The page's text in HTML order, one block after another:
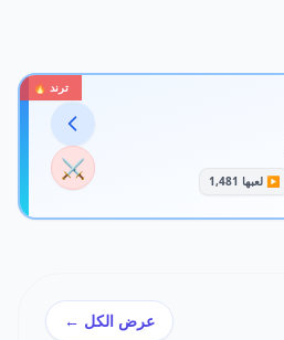
ترند 🔥
▶️ لعبها 1,481 ⚔️
عرض الكل ←